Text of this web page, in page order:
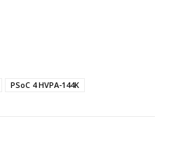
PSoC 4 HVPA-144K